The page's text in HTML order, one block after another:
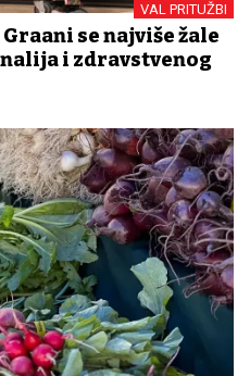
VAL PRITUŽBI
se najviše žale
i zdravstvenog